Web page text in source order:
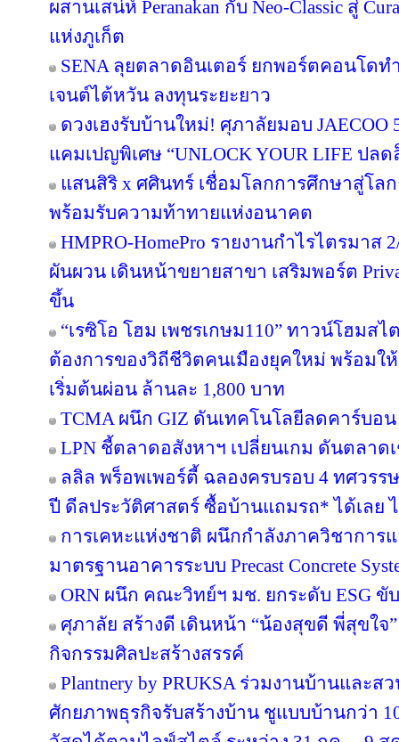
ผสานเสน่ห์ Peranakan กับ Neo-Classic สู่
แห่งภูเก็ต
SENA ลุยตลาดอินเตอร์ ยกพอร์ตคอนโดท
เจนต์ไต้หวัน ลงทุนระยะยาว
ดวงเฮงรับบ้านใหม่! ศุภาลัยมอบ
แคมเปญพิเศษ “UNLOCK YOUR LIFE ปล
แสนสิริ x ศศินทร์ เชื่อมโลกการศึกษาสู่โลก
พร้อมรับความท้าทายแห่งอนาคต
HMPRO-HomePro รายงานกำไรไตรมาส
ผันผวน เดินหน้าขยายสาขา เสริมพอร์ต
ขึ้น
“เรซิโอ โฮม เพชรเกษม110” ทาวน์โฮมส
ต้องการของวิถีชีวิตคนเมืองยุคใหม่ พร้อมให้
เริ่มต้นผ่อน ล้านละ 1,800 บาท
TCMA ผนึก GIZ ดันเทคโนโลยีลดคาร์บอน
LPN ชี้ตลาดอสังหาฯ เปลี่ยนเกม ดันตลา
ลลิล พร็อพเพอร์ตี้ ฉลองครบรอบ 4 ทศวรร
ปี ดีลประวัติศาสตร์ ซื้อบ้านแถมรถ* ได้เลย
การเคหะแห่งชาติ ผนึกกำลังภาควิชาการ
มาตรฐานอาคารระบบ Precast Concrete
ORN ผนึก คณะวิทย์ฯ มช. ยกระดับ ESG ขั
ศุภาลัย สร้างดี เดินหน้า “น้องสุขดี พี่สุขใจ
กิจกรรมศิลปะสร้างสรรค์
Plantnery by PRUKSA ร่วมงานบ้านและส
ศักยภาพธุรกิจรับสร้างบ้าน ชูแบบบ้านกว่า